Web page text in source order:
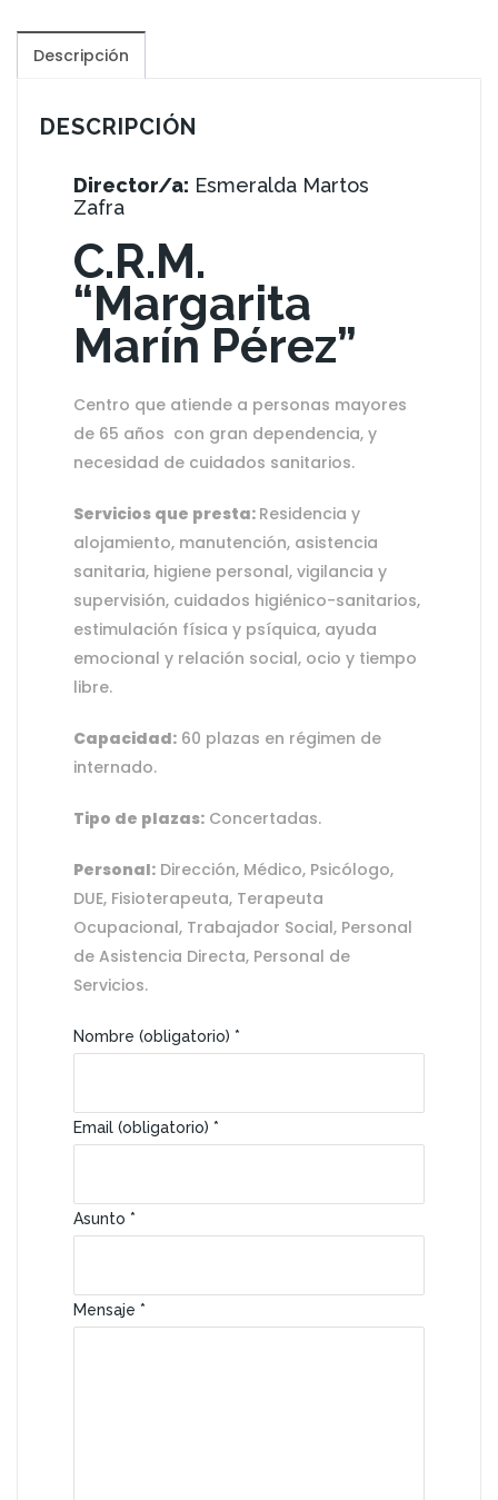
Descripción
DESCRIPCIÓN
Director/a: Esmeralda Martos
Zafra
C.R.M.
“Margarita
Marín Pérez”
Centro que atiende a personas mayores
de 65 años con gran dependencia, y
necesidad de cuidados sanitarios.
Servicios que presta: Residencia y
alojamiento, manutención, asistencia
sanitaria, higiene personal, vigilancia y
supervisión, cuidados higiénico-sanitarios,
estimulación física y psíquica, ayuda
emocional y relación social, ocio y tiempo
libre.
Capacidad: 60 plazas en régimen de
internado.
Tipo de plazas: Concertadas.
Personal: Dirección, Médico, Psicólogo,
DUE, Fisioterapeuta, Terapeuta
Ocupacional, Trabajador Social, Personal
de Asistencia Directa, Personal de
Servicios.
Nombre (obligatorio) *
Email (obligatorio) *
Asunto *
Mensaje *